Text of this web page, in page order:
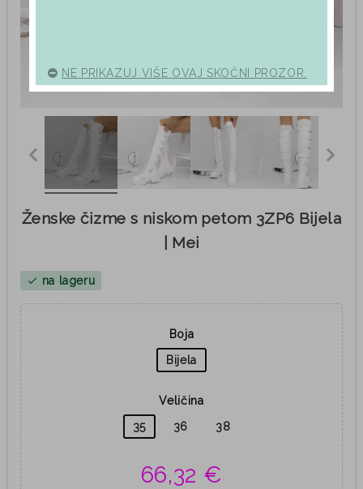
Ženske čizme s niskom petom 3ZP6 Bijela
| Mei
check na lageru
Boja
Bijela
Veličina
35
36 38
66,32 €
NE PRIKAZUJ VIŠE OVAJ SKOČNI PROZOR.